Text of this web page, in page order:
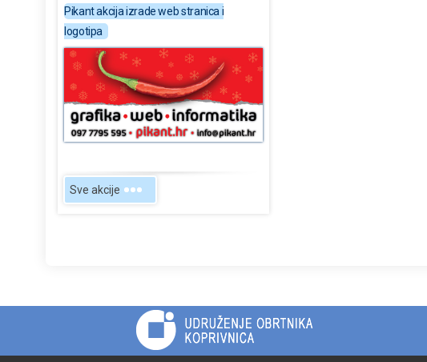
Pikant akcija izrade web stranica i
logotipa
Sve akcije